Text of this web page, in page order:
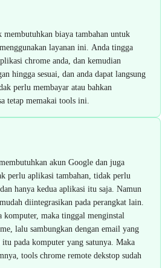
biaya tambahan untuk
layanan ini. Anda tingga
chrome anda, dan kemudian
hingga sesuai, dan anda dapat langsung
perlu membayar atau bahkan
tetap memakai tools ini.
akun Google dan juga
perlu aplikasi tambahan, tidak perlu
hanya kedua aplikasi itu saja. Namun
diintegrasikan pada perangkat lain.
komputer, maka tinggal menginstal
lalu sambungkan dengan email yang
pada komputer yang satunya. Maka
tools chrome remote dekstop sudah